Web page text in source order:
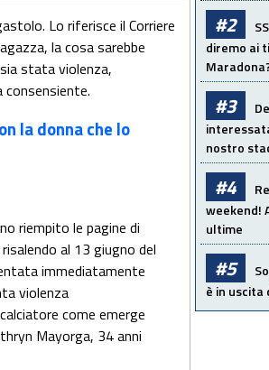
Lo riferisce il Corriere
la cosa sarebbe
stata violenza,
consensiente.
la donna che lo
riempito le pagine di
al 13 giugno del
immediatamente
violenza
come emerge
Mayorga, 34 anni
#2
diremo ai
#3
nostro
#4
weekend!
ultime
#5
è in uscita